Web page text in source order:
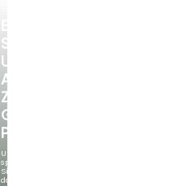
SIE
UNSERE
AUSWAHL
ZU
GÜNSTIGEN
PREISEN
Und
sparen
Sie
dabei!